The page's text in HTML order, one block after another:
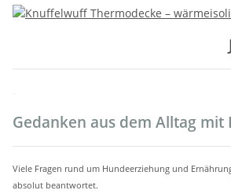
Gedanken aus dem Alltag mit
Viele Fragen rund um Hundeerziehung und
absolut beantwortet.